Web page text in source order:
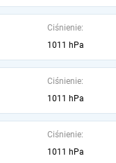
Ciśnienie:
1011 hPa
Ciśnienie:
1011 hPa
Ciśnienie:
1011 hPa